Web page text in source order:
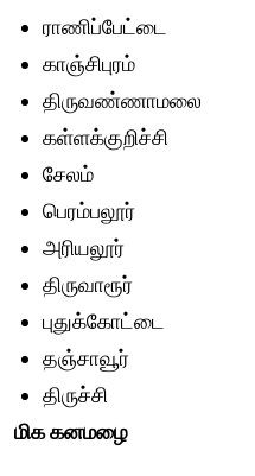
ராணிப்பேட்டை
காஞ்சிபுரம்
திருவண்ணாமலை
கள்ளக்குறிச்சி
சேலம்
பெரம்பலூர்
அரியலூர்
திருவாரூர்
புதுக்கோட்டை
தஞ்சாவூர்
திருச்சி
மிக கனமழை